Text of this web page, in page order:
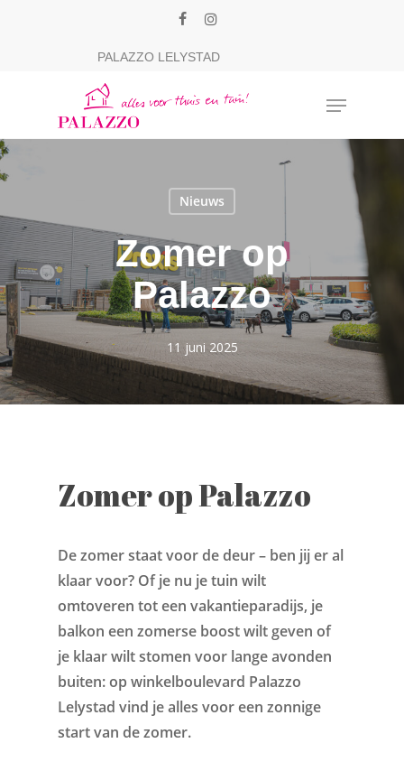
facebookinstagram
PALAZZO LELYSTAD
Menu
Nieuws
Zomer op
Palazzo
11 juni 2025
Zomer op Palazzo
De zomer staat voor de deur – ben jij er al
klaar voor? Of je nu je tuin wilt
omtoveren tot een vakantieparadijs, je
balkon een zomerse boost wilt geven of
je klaar wilt stomen voor lange avonden
buiten: op winkelboulevard Palazzo
Lelystad vind je alles voor een zonnige
start van de zomer.